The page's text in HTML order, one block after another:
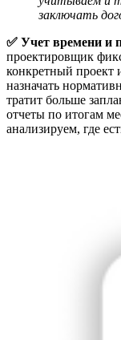
заключать
✅ Учет времени и
проектировщик
конкретный
назначать
тратит больше
отчеты по итогам
анализируем, где